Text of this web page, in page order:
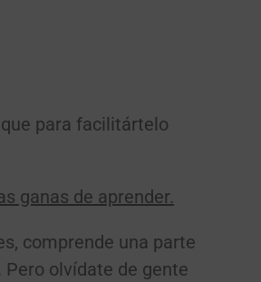
para facilitártelo
ganas de aprender.
comprende una parte
olvídate de gente